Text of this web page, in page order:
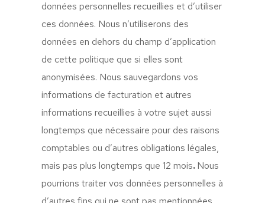
données personnelles recueillies et d’utiliser
ces données. Nous n’utiliserons des
données en dehors du champ d’application
de cette politique que si elles sont
anonymisées. Nous sauvegardons vos
informations de facturation et autres
informations recueillies à votre sujet aussi
longtemps que nécessaire pour des raisons
comptables ou d’autres obligations légales,
mais pas plus longtemps que 12 mois.Nous
pourrions traiter vos données personnelles à